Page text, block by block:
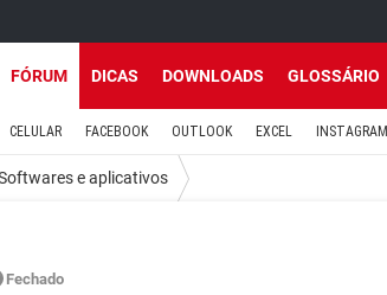
FÓRUM DICAS DOWNLOADS GLOSSÁRIO
CELULAR FACEBOOK OUTLOOK EXCEL INSTAGRAM
e aplicativos
Fechado